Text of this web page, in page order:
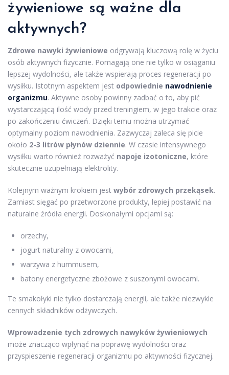
żywieniowe są ważne dla
aktywnych?
Zdrowe nawyki żywieniowe odgrywają kluczową rolę w życiu
osób aktywnych fizycznie. Pomagają one nie tylko w osiąganiu
lepszej wydolności, ale także wspierają proces regeneracji po
wysiłku. Istotnym aspektem jest odpowiednie nawodnienie
organizmu. Aktywne osoby powinny zadbać o to, aby pić
wystarczającą ilość wody przed treningiem, w jego trakcie oraz
po zakończeniu ćwiczeń. Dzięki temu można utrzymać
optymalny poziom nawodnienia. Zazwyczaj zaleca się picie
około 2-3 litrów płynów dziennie. W czasie intensywnego
wysiłku warto również rozważyć napoje izotoniczne, które
skutecznie uzupełniają elektrolity.
Kolejnym ważnym krokiem jest wybór zdrowych przekąsek.
Zamiast sięgać po przetworzone produkty, lepiej postawić na
naturalne źródła energii. Doskonałymi opcjami są:
orzechy,
jogurt naturalny z owocami,
warzywa z hummusem,
batony energetyczne zbożowe z suszonymi owocami.
Te smakołyki nie tylko dostarczają energii, ale także niezwykle
cennych składników odżywczych.
Wprowadzenie tych zdrowych nawyków żywieniowych
może znacząco wpłynąć na poprawę wydolności oraz
przyspieszenie regeneracji organizmu po aktywności fizycznej.